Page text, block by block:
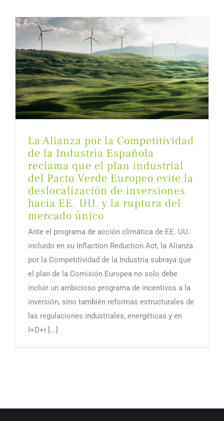
La Alianza por la Competitividad
de la Industria Española
reclama que el plan industrial
del Pacto Verde Europeo evite la
deslocalización de inversiones
hacia EE. UU. y la ruptura del
mercado único
Ante el programa de acción climática de EE. UU.
incluido en su Inflaction Reduction Act, la Alianza
por la Competitividad de la Industria subraya que
el plan de la Comisión Europea no solo debe
incluir un ambicioso programa de incentivos a la
inversión, sino también reformas estructurales de
las regulaciones industriales, energéticas y en
I+D+i [...]